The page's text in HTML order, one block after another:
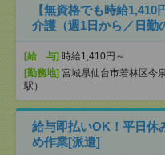
【無資格でも時給1,410
介護（週1日から／日勤
[給 与] 時給1,410円～
[勤務地] 宮城県仙台市若林区今
駅）
給与即払いOK！平日休
め作業[派遣]